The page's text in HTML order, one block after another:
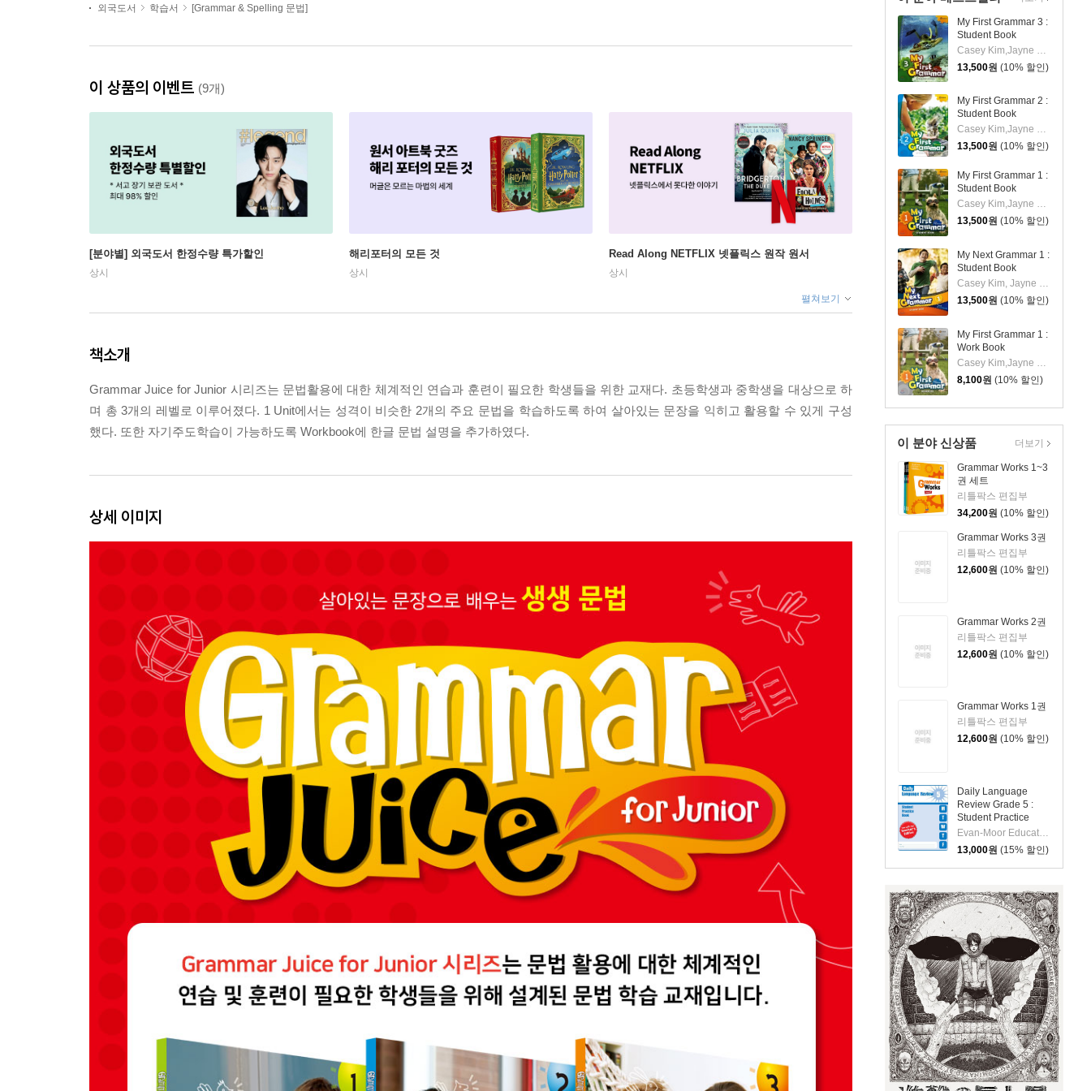
My First Grammar 3 :
Student Book
13,500원 (10% 할인)
My First Grammar 2 :
Student Book
Casey Kim,Jayne Lee
13,500원 (10% 할인)
My First Grammar 1 :
Student Book
13,500원 (10% 할인)
My Next Grammar 1 :
Student Book
Casey Kim, Jayne Lee
13,500원 (10% 할인)
My First Grammar 1 :
Work Book
8,100원 (10% 할인)
이 분야 신상품
Grammar Works 1~3
권 세트
리틀팍스 편집부
34,200원 (10% 할인)
Grammar Works 3권
리틀팍스 편집부
12,600원 (10% 할인)
Grammar Works 2권
리틀팍스 편집부
12,600원 (10% 할인)
Grammar Works 1권
리틀팍스 편집부
12,600원 (10% 할인)
Daily Language
Review Grade 5 :
Student Practice
Book
13,000원 (15% 할인)
더보기
외국도서 학습서 [Grammar & Spelling 문법]
이 상품의 이벤트 (9개)
[분야별] 외국도서 한정수량 특가할인
상시
해리포터의 모든 것
상시
Read Along NETFLIX 넷플릭스 원작 원서
상시
펼쳐보기
책소개
Grammar Juice for Junior 시리즈는 문법활용에 대한 체계적인 연습과 훈련이 필요한 학생들을 위한 교재다. 초등학생과 중학생을 대상으로 하
며 총 3개의 레벨로 이루어졌다. 1 Unit에서는 성격이 비슷한 2개의 주요 문법을 학습하도록 하여 살아있는 문장을 익히고 활용할 수 있게 구성
했다. 또한 자기주도학습이 가능하도록 Workbook에 한글 문법 설명을 추가하였다.
상세 이미지